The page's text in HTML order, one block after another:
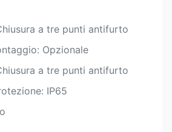
a tre punti antifurto
Opzionale
a tre punti antifurto
IP65